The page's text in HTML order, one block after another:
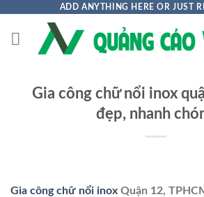
nội
ADD ANYTHING HERE OR JUST
Gia công chữ nổi inox
đẹp, nhanh
Gia công chữ nổi inox Quận 12,